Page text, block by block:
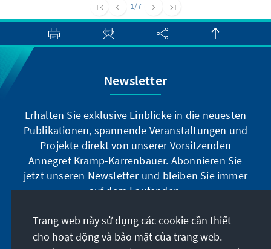
Generalversammlung der Vereinten Nationen
zeigt sich: Die politischen und diplomatischen
Spielräume von Präsident Rohani und von
Außenminister Zarif sind immer kleiner
1/7
Newsletter
Erhalten Sie exklusive Einblicke in die neuesten
Publikationen, spannende Veranstaltungen und
Projekte direkt von unserer Vorsitzenden
Annegret Kramp-Karrenbauer. Abonnieren Sie
jetzt unseren Newsletter und bleiben Sie immer
auf dem Laufenden.
Jetzt abonnieren
Trang web này sử dụng các cookie cần thiết
cho hoạt động và bảo mật của trang web.